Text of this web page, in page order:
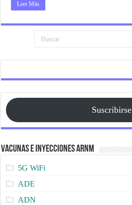
Leer Más
Suscribirse
Vacunas e Inyecciones ARNm
5G WiFi
ADE
ADN